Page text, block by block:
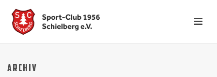
ARCHIVfur den SC